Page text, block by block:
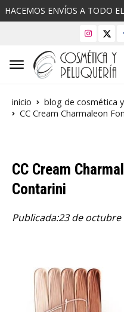
HACEMOS ENVÍOS A TODO
inicio blog de cosmética
CC Cream Charmaleon
CC Cream
Contarini
Publicada:23 de octubre